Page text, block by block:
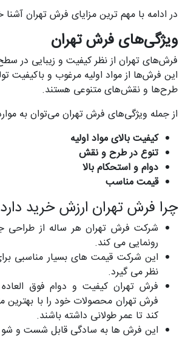
در ادامه با مهم ترین مزایای فرش تهران
ویژگی‌های فرش تهران
فرش‌های تهران از نظر کیفیت و زیبایی در سطح
این فرش‌ها از مواد اولیه مرغوب و باکیفیت
طرح‌ها و نقش‌های متنوعی هستند.
از جمله ویژگی‌های فرش تهران می‌توان به
کیفیت بالای مواد اولیه
تنوع در طرح و نقش
دوام و استحکام بالا
قیمت مناسب
چرا فرش تهران ارزش خرید
شرکت فرش تهران هر ساله از طراحی
رونمایی می کند.
این شرکت قیمت های بسیار مناسبی
نظر می گیرد.
فرش تهران کیفیت و دوام فوق
فرش تهران محصولات خود را با بهترین
کند تا عمر طولانی داشته باشند.
این فرش ها به سادگی قابل شست و